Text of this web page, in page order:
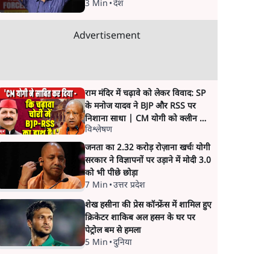
3 Min •देश
Advertisement
राम मंदिर में चढ़ावे को लेकर विवाद: SP
के मनोज यादव ने BJP और RSS पर
निशाना साधा | CM योगी को क्लीन चिट
मिली
विश्लेषण
जनता का 2.32 करोड़ रोज़ाना खर्चः योगी
सरकार ने विज्ञापनों पर उड़ाने में मोदी 3.0
को भी पीछे छोड़ा
7 Min •उत्तर प्रदेश
शेख हसीना की प्रेस कॉन्फ्रेंस में शामिल हुए
क्रिकेटर शाकिब अल हसन के घर पर
पेट्रोल बम से हमला
5 Min •दुनिया